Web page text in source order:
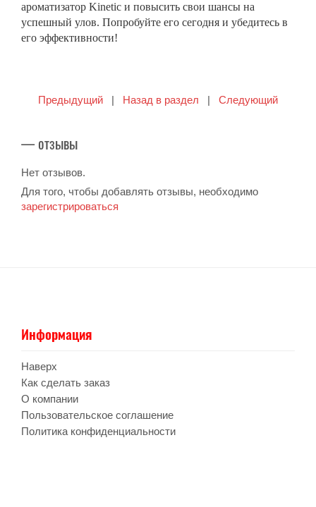
ароматизатор Kinetic и повысить свои шансы на
успешный улов. Попробуйте его сегодня и убедитесь в
его эффективности!
Предыдущий | Назад в раздел | Следующий
— отзывы
Нет отзывов.
Для того, чтобы добавлять отзывы, необходимо
зарегистрироваться
Информация
Наверх
Как сделать заказ
О компании
Пользовательское соглашение
Политика конфиденциальности